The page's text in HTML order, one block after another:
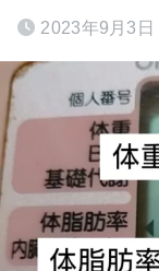
2023年9月3日